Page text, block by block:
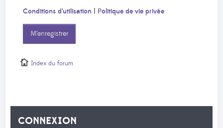
Conditions d’utilisation | Politique de vie privée
M’enregistrer
Index du forum
CONNEXION